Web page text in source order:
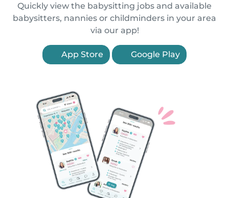
Quickly view the babysitting jobs and available
babysitters, nannies or childminders in your area
via our app!
App Store Google Play